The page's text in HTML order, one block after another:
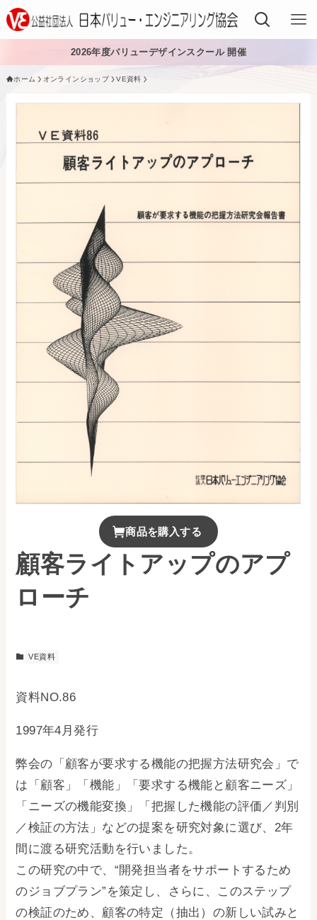
VEを学ぶ
VEを導入する
日本VE協会について
日本VE協会について
資料・論文購入
お問い合わせ
2026年度バリューデザインスクール 開催
ホーム オンラインショップ VE資料
商品を購入する
顧客ライトアップのアプ
ローチ
VE資料
資料NO.86
1997年4月発行
弊会の「顧客が要求する機能の把握方法研究会」で
は「顧客」「機能」「要求する機能と顧客ニーズ」
「ニーズの機能変換」「把握した機能の評価／判別
／検証の方法」などの提案を研究対象に選び、2年
間に渡る研究活動を行いました。
この研究の中で、“開発担当者をサポートするため
のジョブプラン”を策定し、さらに、このステップ
の検証のため、顧客の特定（抽出）の新しい試みと